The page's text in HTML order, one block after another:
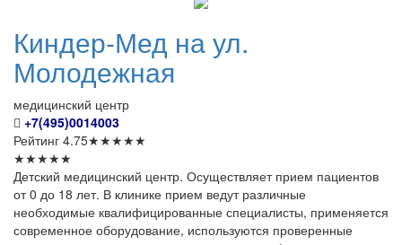
Киндер-Мед на ул.
Молодежная
медицинский центр
+7(495)0014003
Рейтинг 4.75★★★★★
★★★★★
Детский медицинский центр. Осуществляет прием пациентов
от 0 до 18 лет. В клинике прием ведут различные
необходимые квалифицированные специалисты, применяется
современное оборудование, используются проверенные